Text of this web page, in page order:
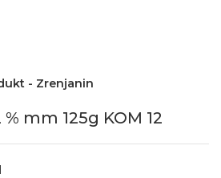
- Zrenjanin
mm 125g KOM 12